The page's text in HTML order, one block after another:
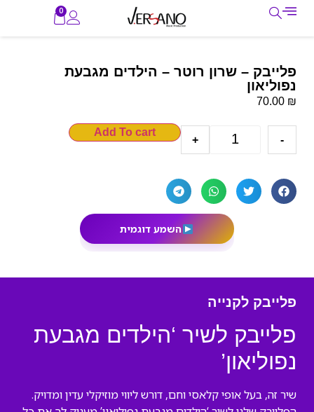
0
פלייבק – שרון רוטר – הילדים מגבעת
נפוליאון
70.00 ₪
-
+
Add To cart
השמע דוגמית
פלייבק לקנייה
פלייבק לשיר ‘הילדים מגבעת
נפוליאון’
שיר זה, בעל אופי קלאסי וחם, דורש ליווי מוזיקלי עדין ומדויק.